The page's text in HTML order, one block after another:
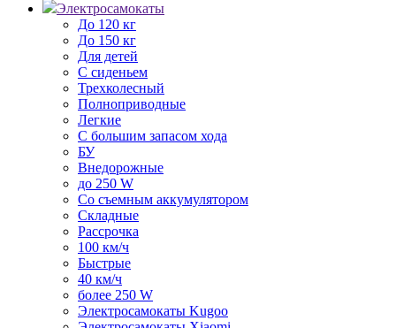
Электросамокаты
До 120 кг
До 150 кг
Для детей
С сиденьем
Трехколесный
Полноприводные
Легкие
С большим запасом хода
БУ
Внедорожные
до 250 W
Со съемным аккумулятором
Складные
Рассрочка
100 км/ч
Быстрые
40 км/ч
более 250 W
Электросамокаты Kugoo